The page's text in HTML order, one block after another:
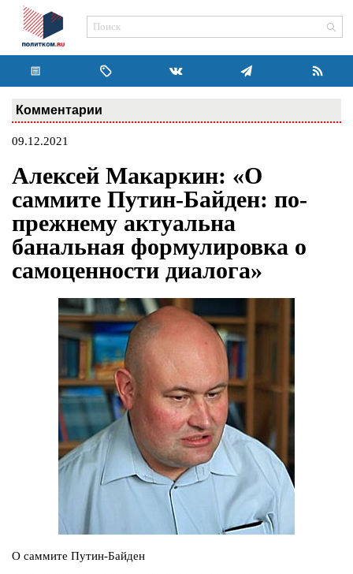
Комментарии
09.12.2021
Алексей Макаркин: «О
саммите Путин-Байден: по-
прежнему актуальна
банальная формулировка о
самоценности диалога»
О саммите Путин-Байден